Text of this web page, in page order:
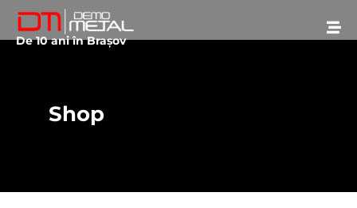
De 10 ani în Brașov
Shop